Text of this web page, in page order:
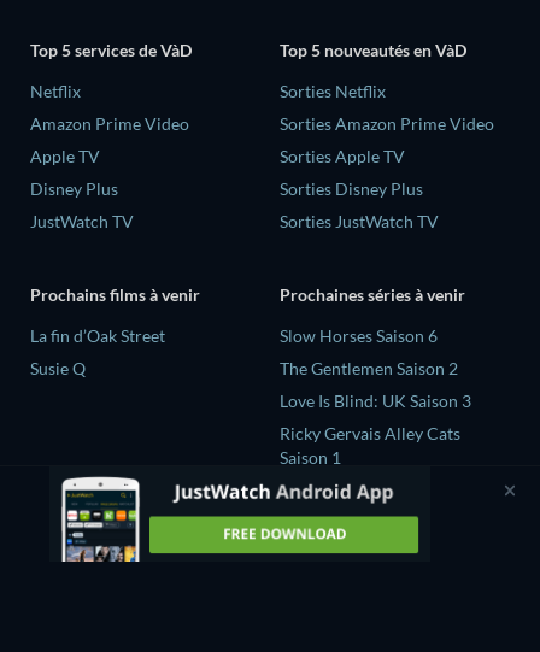
Top 5 services de VàD
Netflix
Amazon Prime Video
Apple TV
Disney Plus
JustWatch TV
Top 5 nouveautés en VàD
Sorties Netflix
Sorties Amazon Prime Video
Sorties Apple TV
Sorties Disney Plus
Sorties JustWatch TV
Prochains films à venir
La fin d’Oak Street
Susie Q
Prochaines séries à venir
Slow Horses Saison 6
The Gentlemen Saison 2
Love Is Blind: UK Saison 3
Ricky Gervais Alley Cats
Saison 1
Operation Safed Sagar Saison
1